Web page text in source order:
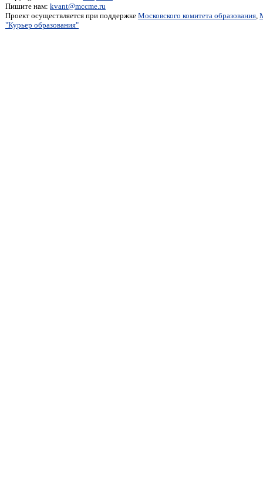
Пишите нам: kvant@mccme.ru
Проект осуществляется при поддержке Московского комитета образования,
"Курьер образования"